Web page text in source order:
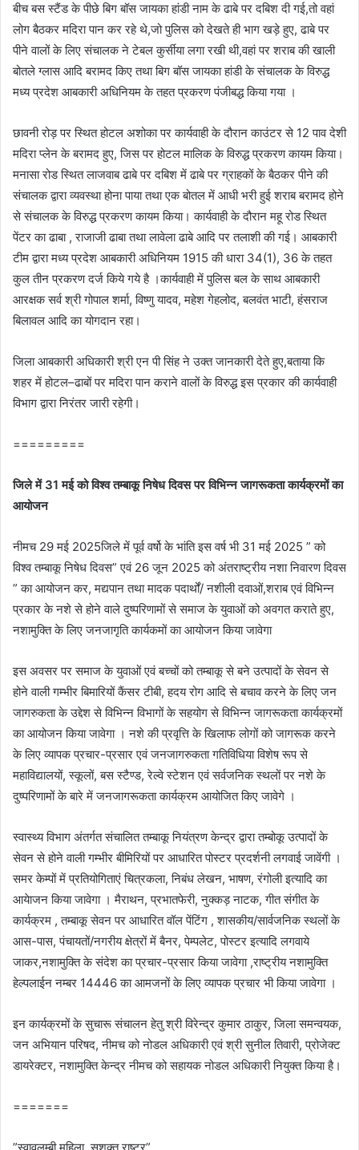
बीच बस स्टैंड के पीछे बिग बॉस जायका हांडी नाम के ढाबे पर दबिश दी गई,तो वहां
लोग बैठकर मदिरा पान कर रहे थे,जो पुलिस को देखते ही भाग खड़े हुए, ढाबे पर
पीने वालों के लिए संचालक ने टेबल कुर्सीया लगा रखी थी,वहां पर शराब की खाली
बोतले ग्लास आदि बरामद किए तथा बिग बॉस जायका हांडी के संचालक के विरुद्ध
मध्य प्रदेश आबकारी अधिनियम के तहत प्रकरण पंजीबद्ध किया गया ।
छावनी रोड़ पर स्थित होटल अशोका पर कार्यवाही के दौरान काउंटर से 12 पाव देशी
मदिरा प्लेन के बरामद हुए, जिस पर होटल मालिक के विरुद्ध प्रकरण कायम किया।
मनासा रोड स्थित लाजवाब ढाबे पर दबिश में ढाबे पर ग्राहकों के बैठकर पीने की
संचालक द्वारा व्यवस्था होना पाया तथा एक बोतल में आधी भरी हुई शराब बरामद होने
से संचालक के विरुद्ध प्रकरण कायम किया। कार्यवाही के दौरान महू रोड स्थित
पेंटर का ढाबा , राजाजी ढाबा तथा लावेला ढाबे आदि पर तलाशी की गई। आबकारी
टीम द्वारा मध्य प्रदेश आबकारी अधिनियम 1915 की धारा 34(1), 36 के तहत
कुल तीन प्रकरण दर्ज किये गये है ।कार्यवाही में पुलिस बल के साथ आबकारी
आरक्षक सर्व श्री गोपाल शर्मा, विष्णु यादव, महेश गेहलोद, बलवंत भाटी, हंसराज
बिलावल आदि का योगदान रहा।
जिला आबकारी अधिकारी श्री एन पी सिंह ने उक्‍त जानकारी देते हुए,बताया कि
शहर में होटल–ढाबों पर मदिरा पान कराने वालों के विरुद्ध इस प्रकार की कार्यवाही
विभाग द्वारा निरंतर जारी रहेगी।
=========
जिले में 31 मई को विश्व तम्बाकू निषेध दिवस पर विभिन्‍न जागरूकता कार्यक्रमों का
आयोजन
नीमच 29 मई 2025जिले में पूर्व वर्षो के भांति इस वर्ष भी 31 मई 2025 ” को
विश्व तम्बाकू निषेध दिवस” एवं 26 जून 2025 को अंतराष्ट्रीय नशा निवारण दिवस
” का आयोजन कर, मद्यपान तथा मादक पदार्थों/ नशीली दवाओं,शराब एवं विभिन्न
प्रकार के नशे से होने वाले दुष्परिणामों से समाज के युवाओं को अवगत कराते हुए,
नशामुक्ति के लिए जनजागृति कार्यकमों का आयोजन किया जावेगा
इस अवसर पर समाज के युवाओं एवं बच्चों को तम्बाकू से बने उत्पादों के सेवन से
होने वाली गम्भीर बिमारियों कैंसर टीबी, हदय रोग आदि से बचाव करने के लिए जन
जागरुकता के उद्देश से विभिन्न विभागों के सहयोग से विभिन्‍न जागरूकता कार्यक्रमों
का आयोजन किया जावेगा । नशे की प्रवृत्ति के खिलाफ लोगों को जागरूक करने
के लिए व्यापक प्रचार-प्रसार एवं जनजागरुकता गतिविधिया विशेष रूप से
महावि‌द्यालयों, स्कूलों, बस स्टैण्ड, रेल्वे स्टेशन एवं सर्वजनिक स्थलों पर नशे के
दुष्परिणामों के बारे में जनजागरूकता कार्यक्रम आयोजित किए जावेगे ।
स्वास्थ्य विभाग अंतर्गत संचालित तम्बाकू नियंत्रण केन्द्र द्वारा तम्बोकू उत्पादों के
सेवन से होने वाली गम्भीर बीमिरियों पर आधारित पोस्टर प्रदर्शनी लगवाई जावेंगी ।
समर केम्पों में प्रतियोगिताएं चित्रकला, निबंध लेखन, भाषण, रंगोली इत्यादि का
आयेाजन किया जावेगा । मैराथन, प्रभातफेरी, नुक्कड़ नाटक, गीत संगीत के
कार्यक्रम , तम्बाकू सेवन पर आधारित वॉल पेंटिंग , शासकीय/सार्वजनिक स्थलों के
आस-पास, पंचायतों/नगरीय क्षेत्रों में बैनर, पेम्पलेट, पोस्टर इत्यादि लगवाये
जाकर,नशामुक्ति के संदेश का प्रचार-प्रसार किया जावेगा ,राष्ट्रीय नशामुक्ति
हेल्पलाईन नम्बर 14446 का आमजनों के लिए व्यापक प्रचार भी किया जावेगा ।
इन कार्यक्रमों के सुचारू संचालन हेतु श्री विरेन्द्र कुमार ठाकुर, जिला समन्वयक,
जन अभियान परिषद, नीमच को नोडल अधिकारी एवं श्री सुनील तिवारी, प्रोजेक्ट
डायरेक्टर, नशामुक्ति केन्द्र नीमच को सहायक नोडल अधिकारी नियुक्त किया है।
=======